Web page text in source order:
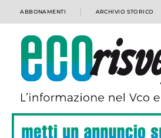
ABBONAMENTI ARCHIVIO STORICO